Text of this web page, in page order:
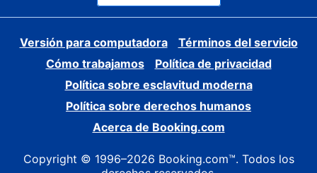
Versión para computadora
Términos del servicio
Cómo trabajamos
Política de privacidad
Política sobre esclavitud moderna
Política sobre derechos humanos
Acerca de Booking.com
Copyright © 1996–2026 Booking.com™. Todos los